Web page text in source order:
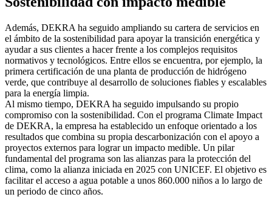
Además, DEKRA ha seguido ampliando su cartera de servicios en
el ámbito de la sostenibilidad para apoyar la transición energética y
ayudar a sus clientes a hacer frente a los complejos requisitos
normativos y tecnológicos. Entre ellos se encuentra, por ejemplo, la
primera certificación de una planta de producción de hidrógeno
verde, que contribuye al desarrollo de soluciones fiables y escalables
para la energía limpia.
Al mismo tiempo, DEKRA ha seguido impulsando su propio
compromiso con la sostenibilidad. Con el programa Climate Impact
de DEKRA, la empresa ha establecido un enfoque orientado a los
resultados que combina su propia descarbonización con el apoyo a
proyectos externos para lograr un impacto medible. Un pilar
fundamental del programa son las alianzas para la protección del
clima, como la alianza iniciada en 2025 con UNICEF. El objetivo es
facilitar el acceso a agua potable a unos 860.000 niños a lo largo de
un periodo de cinco años.